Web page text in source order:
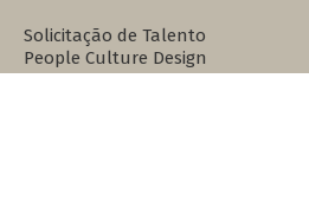
Solicitação de Talento
People Culture Design
Formação